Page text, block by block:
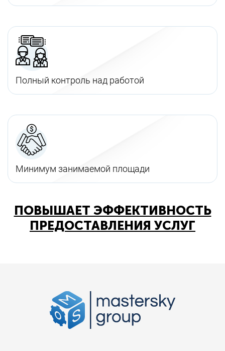
Полный контроль над работой
Минимум занимаемой площади
ПОВЫШАЕТ ЭФФЕКТИВНОСТЬ
ПРЕДОСТАВЛЕНИЯ УСЛУГ